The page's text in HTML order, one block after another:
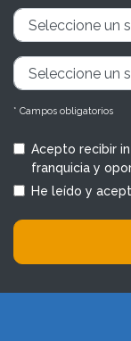
* Campos obligatorios
Acepto recibir
franquicia y
He leído y